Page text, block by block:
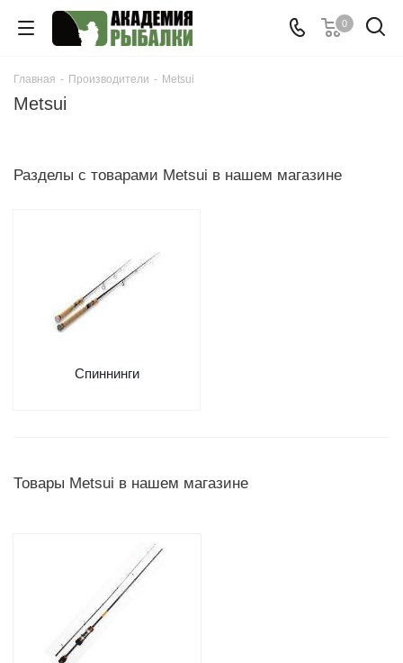
0
Главная - Производители - Metsui
Metsui
Разделы с товарами Metsui в нашем магазине
Спиннинги
Товары Metsui в нашем магазине